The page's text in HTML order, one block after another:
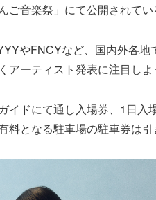
ご音楽祭」にて公開されてい
やFNCYなど、国内外各
アーティスト発表に注目しよ
イドにて通し入場券、1日
料となる駐車場の駐車券は